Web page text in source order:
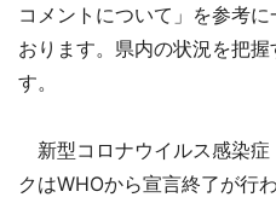
コメントについて」を参考
おります。県内の状況を把
す。
新型コロナウイルス感染症
クはWHOから宣言終了が行